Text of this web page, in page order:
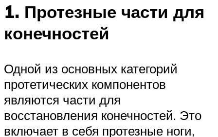
1. Протезные части для
конечностей
Одной из основных категорий
протетических компонентов
являются части для
восстановления конечностей. Это
включает в себя протезные ноги,